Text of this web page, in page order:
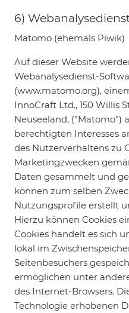
6)
Matomo (ehemals Piwik)
Auf dieser Website
Webanalysedienst-
(www.matomo.org),
InnoCraft Ltd., 150 Willis
Neuseeland, ("Matomo")
berechtigten Interesses
des Nutzerverhaltens zu
Marketingzwecken
Daten gesammelt und
können zum selben
Nutzungsprofile erstellt
Hierzu können Cookies
Cookies handelt es sich
lokal im
Seitenbesuchers
ermöglichen unter
des Internet-Browsers.
Technologie erhobenen